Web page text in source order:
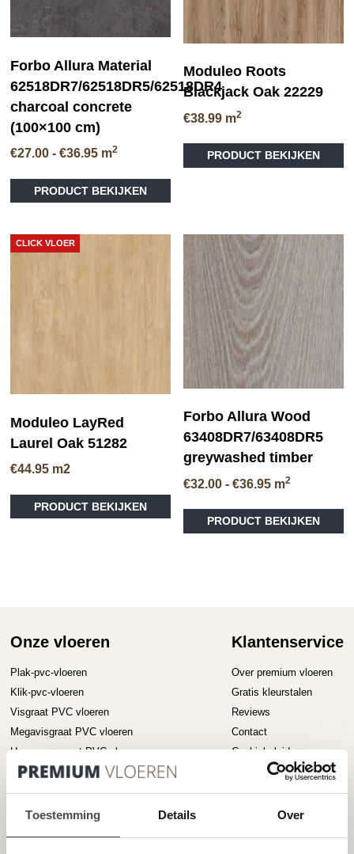
Toestemming Details Over
Forbo Allura Material
62518DR7/62518DR5/62518DR4
charcoal concrete
(100×100 cm)
€27.00 - €36.95Prijsklasse:
tot
€36.95
m2
PRODUCT BEKIJKEN
Moduleo Roots
Blackjack Oak 22229
€38.99 m2
PRODUCT BEKIJKEN
CLICK VLOER
Moduleo LayRed
Laurel Oak 51282
€44.95 m2
PRODUCT BEKIJKEN
Forbo Allura Wood
63408DR7/63408DR5
greywashed timber
€32.00 - €36.95Prijsklasse:
tot
€36.95
m2
PRODUCT BEKIJKEN
Onze vloeren
Plak-pvc-vloeren
Klik-pvc-vloeren
Visgraat PVC vloeren
Megavisgraat PVC vloeren
Hongaarse punt PVC vloeren
Betonlook PVC vloeren
Houtlook PVC vloeren
Steenlook PVC vloeren
Klantenservice
Over premium vloeren
Gratis kleurstalen
Reviews
Contact
Cookiebeleid